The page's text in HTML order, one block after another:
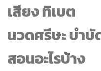
เสียง ทิเบต
นวดศรีษะ บำบั
สอนอะไรบ้าง